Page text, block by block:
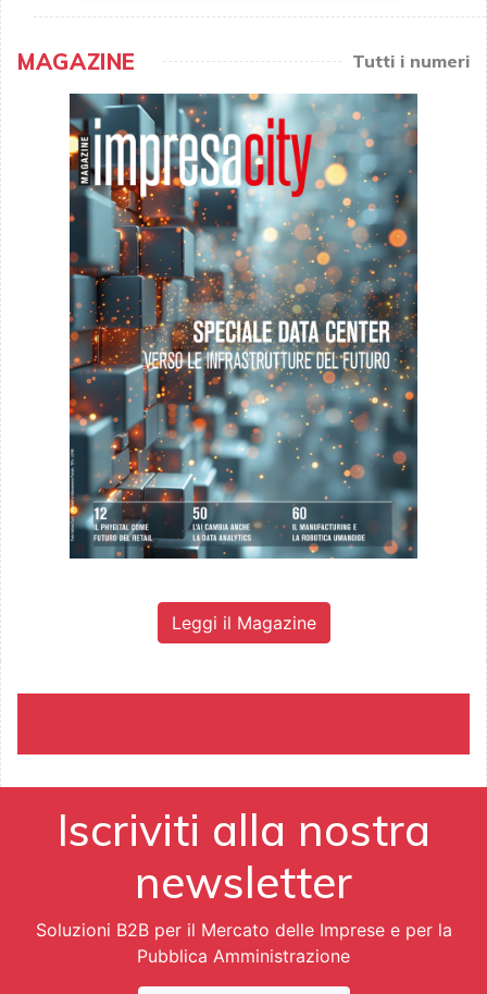
MAGAZINE Tutti i numeri
Leggi il Magazine
Iscriviti alla nostra
newsletter
Soluzioni B2B per il Mercato delle Imprese e per la
Pubblica Amministrazione